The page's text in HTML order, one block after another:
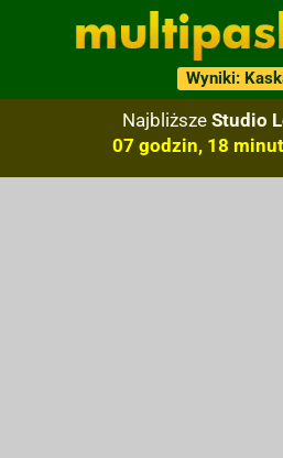
Wyniki:
Najbliższe Studio
07 godzin, 17